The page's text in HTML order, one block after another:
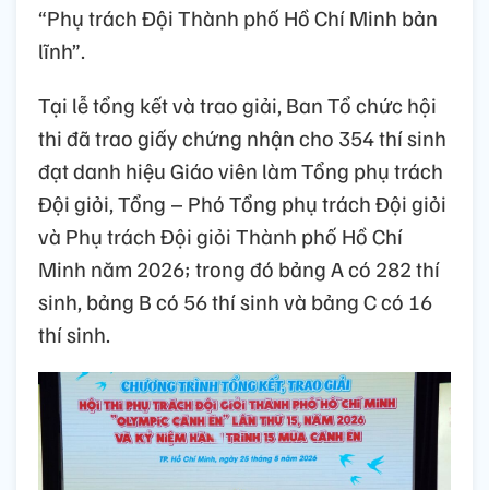
“Phụ trách Đội Thành phố Hồ Chí Minh bản
lĩnh”.
Tại lễ tổng kết và trao giải, Ban Tổ chức hội
thi đã trao giấy chứng nhận cho 354 thí sinh
đạt danh hiệu Giáo viên làm Tổng phụ trách
Đội giỏi, Tổng – Phó Tổng phụ trách Đội giỏi
và Phụ trách Đội giỏi Thành phố Hồ Chí
Minh năm 2026; trong đó bảng A có 282 thí
sinh, bảng B có 56 thí sinh và bảng C có 16
thí sinh.